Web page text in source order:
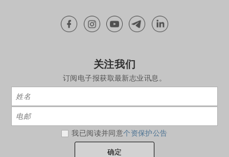
关注我们
订阅电子报获取最新志业讯息。
我已阅读并同意个资保护公告